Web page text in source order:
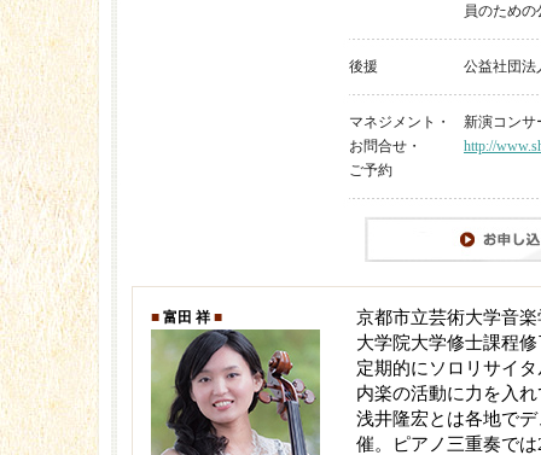
員のため
後援 公益社団法
マネジメント・
お問合せ・
ご予約
新演コンサ
http://
■ 富田 祥 ■
京都市立芸術大学音
大学院大学修士課程
定期的にソロリサイ
内楽の活動に力を入
浅井隆宏とは各地で
催。ピアノ三重奏で